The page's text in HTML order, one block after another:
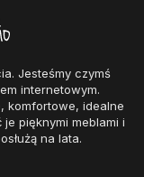
Jesteśmy czymś
internetowym.
komfortowe, idealne
pięknymi meblami i
na lata.